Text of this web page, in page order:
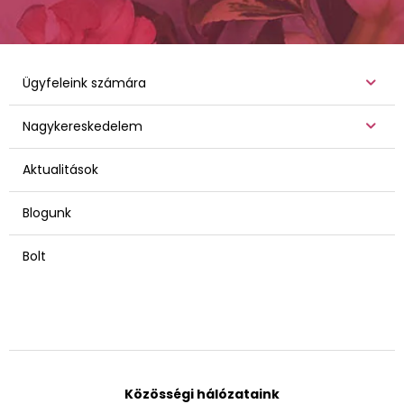
Ügyfeleink számára
Nagykereskedelem
Aktualitások
Blogunk
Bolt
Közösségi hálózataink